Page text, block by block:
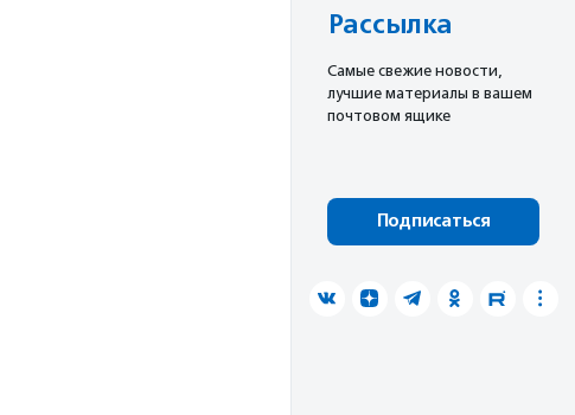
Рассылка
Cамые свежие новости,
лучшие материалы в вашем
почтовом ящике
Подписаться